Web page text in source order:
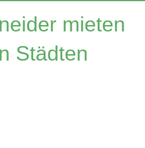
mieten
Städten